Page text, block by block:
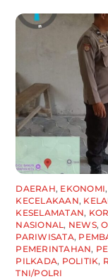
DAERAH, EKONOMI,
KECELAKAAN,
KESELAMATAN,
NASIONAL , NEWS,
PARIWISATA,
PEMERINTAHAN,
PILKADA, POLITIK,
TNI/POLRI